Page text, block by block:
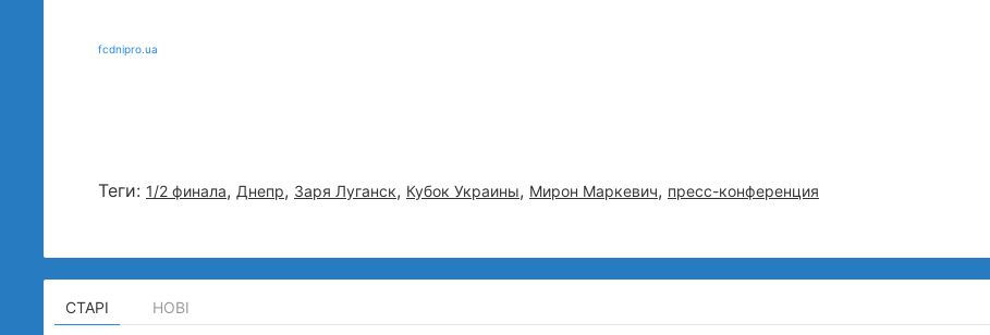
fcdnipro.ua
Теги: 1/2 финала, Днепр, Заря Луганск, Кубок Украины, Мирон Маркевич, пресс-конференция
СТАРІ НОВІ